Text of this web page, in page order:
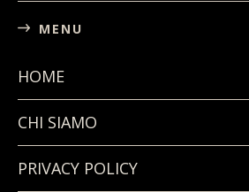
MENU
HOME
CHI SIAMO
PRIVACY POLICY